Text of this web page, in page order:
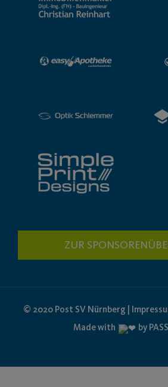
ZUR
© 2020 Post SV Nürnberg |
Made with
by